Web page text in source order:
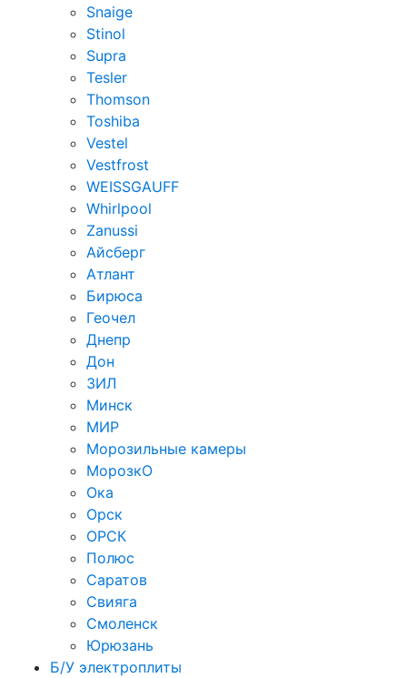
Snaige
Stinol
Supra
Tesler
Thomson
Toshiba
Vestel
Vestfrost
WEISSGAUFF
Whirlpool
Zanussi
Айсберг
Атлант
Бирюса
Геочел
Днепр
Дон
ЗИЛ
Минск
МИР
Морозильные камеры
МорозкО
Ока
Орск
ОРСК
Полюс
Саратов
Свияга
Смоленск
Юрюзань
Б/У электроплиты